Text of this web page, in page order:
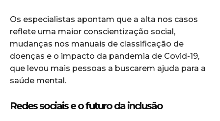
Os especialistas apontam que a alta nos casos
reflete uma maior conscientização social,
mudanças nos manuais de classificação de
doenças e o impacto da pandemia de Covid-19,
que levou mais pessoas a buscarem ajuda para a
saúde mental.
Redes sociais e o futuro da inclusão